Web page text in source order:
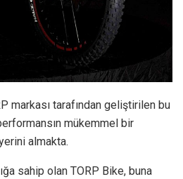
markası tarafından geliştirilen bu
mükemmel bir
almakta.
sahip olan TORP Bike, buna